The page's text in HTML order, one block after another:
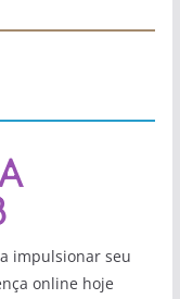
impulsionar seu
online hoje